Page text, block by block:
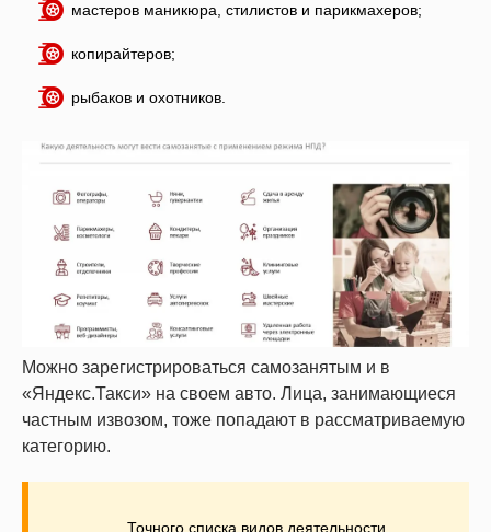
мастеров маникюра, стилистов и парикмахеров;
копирайтеров;
рыбаков и охотников.
Можно зарегистрироваться самозанятым и в
«Яндекс.Такси» на своем авто. Лица, занимающиеся
частным извозом, тоже попадают в рассматриваемую
категорию.
Точного списка видов деятельности,